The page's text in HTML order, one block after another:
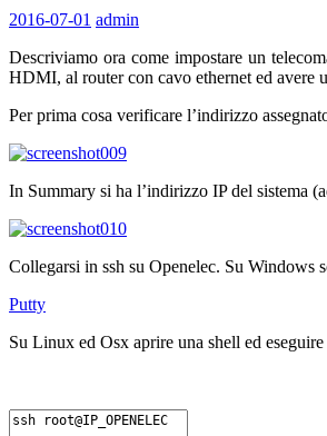
2016-07-01 admin
Descriviamo ora come impostare un
HDMI, al router con cavo ethernet ed avere
Per prima cosa verificare l’indirizzo
In Summary si ha l’indirizzo IP del sistema
Collegarsi in ssh su Openelec. Su Windows
Putty
Su Linux ed Osx aprire una shell ed eseguire